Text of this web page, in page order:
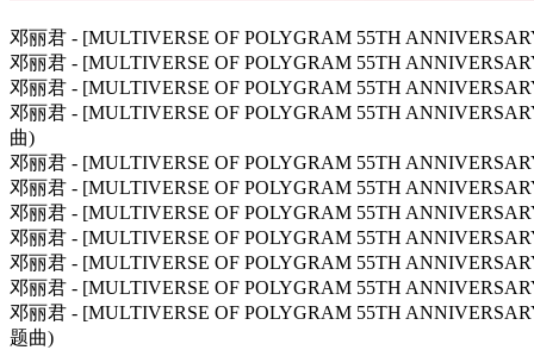
邓丽君 - [MULTIVERSE OF POLYGRAM 55TH
邓丽君 - [MULTIVERSE OF POLYGRAM 55TH
邓丽君 - [MULTIVERSE OF POLYGRAM 55TH
邓丽君 - [MULTIVERSE OF POLYGRAM 55TH
曲)
邓丽君 - [MULTIVERSE OF POLYGRAM 55TH
邓丽君 - [MULTIVERSE OF POLYGRAM 55TH
邓丽君 - [MULTIVERSE OF POLYGRAM 55TH
邓丽君 - [MULTIVERSE OF POLYGRAM 55TH
邓丽君 - [MULTIVERSE OF POLYGRAM 55TH
邓丽君 - [MULTIVERSE OF POLYGRAM 55TH
邓丽君 - [MULTIVERSE OF POLYGRAM 55TH
题曲)